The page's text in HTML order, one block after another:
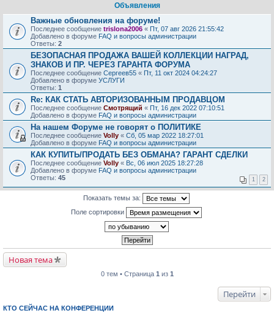
Объявления
Важные обновления на форуме!
Последнее сообщение trislona2006 « Пт, 07 авг 2026 21:55:42
Добавлено в форуме FAQ и вопросы администрации
Ответы: 2
БЕЗОПАСНАЯ ПРОДАЖА ВАШЕЙ КОЛЛЕКЦИИ НАГРАД,
ЗНАКОВ И ПР. ЧЕРЕЗ ГАРАНТА ФОРУМА
Последнее сообщение Сергеев55 « Пт, 11 окт 2024 04:24:27
Добавлено в форуме УСЛУГИ
Ответы: 1
Re: КАК СТАТЬ АВТОРИЗОВАННЫМ ПРОДАВЦОМ
Последнее сообщение Смотрящий « Пт, 16 дек 2022 07:10:51
Добавлено в форуме FAQ и вопросы администрации
На нашем Форуме не говорят о ПОЛИТИКЕ
Последнее сообщение Volly « Сб, 05 мар 2022 18:27:01
Добавлено в форуме FAQ и вопросы администрации
КАК КУПИТЬ/ПРОДАТЬ БЕЗ ОБМАНА? ГАРАНТ СДЕЛКИ
Последнее сообщение Volly « Вс, 06 июл 2025 18:27:28
Добавлено в форуме FAQ и вопросы администрации
Ответы: 45 1 2
Показать темы за:
Поле сортировки
Новая тема
0 тем • Страница 1 из 1
Перейти
КТО СЕЙЧАС НА КОНФЕРЕНЦИИ